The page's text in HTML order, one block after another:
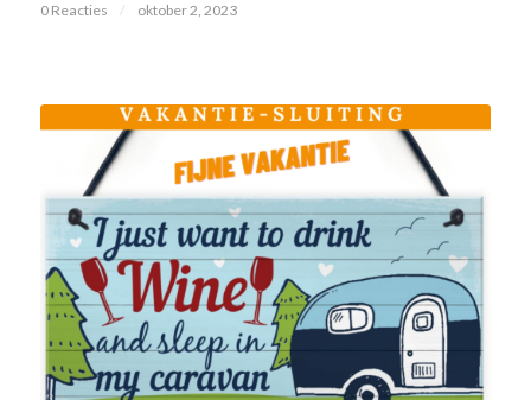
0 Reacties / oktober 2, 2023